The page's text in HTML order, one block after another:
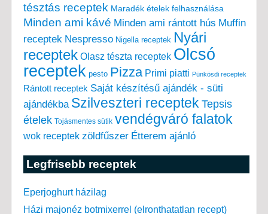
tésztás receptek Maradék ételek felhasználása
Minden ami kávé Minden ami rántott hús Muffin
receptek Nespresso Nigella receptek Nyári
receptek Olasz tészta receptek Olcsó
receptek pesto Pizza Primi piatti Pünkösdi receptek
Rántott receptek Saját készítésű ajándék - süti
ajándékba Szilveszteri receptek Tepsis
ételek Tojásmentes sütik vendégváró falatok
wok receptek zöldfűszer Étterem ajánló
Legfrisebb receptek
Eperjoghurt házilag
Házi majonéz botmixerrel (elronthatatlan recept)